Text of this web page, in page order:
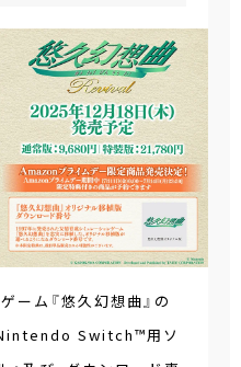
ーム『悠久幻想曲』の
Nintendo Switch™用ソ